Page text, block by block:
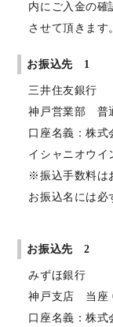
内にご入金の確
させて頂きます
お振込先 1
三井住友銀行
神戸営業部 普
口座名義：株
イシャニオウイ
※振込手数料は
お振込名には必
お振込先 2
みずほ銀行
神戸支店 当座
口座名義：株